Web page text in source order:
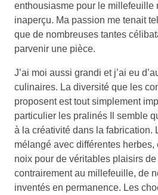
enthousiasme pour le millefeuille
inaperçu. Ma passion me tenait
que de nombreuses tantes
parvenir une pièce.
J’ai moi aussi grandi et j’ai eu
culinaires. La diversité que les
proposent est tout simplement
particulier les pralinés Il semble
à la créativité dans la fabrication.
mélangé avec différentes
noix pour de véritables plaisirs
contrairement au millefeuille, de
inventés en permanence. Les